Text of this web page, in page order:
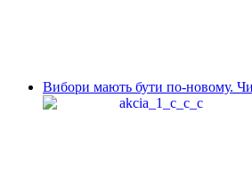
Вибори мають бути по-новому.